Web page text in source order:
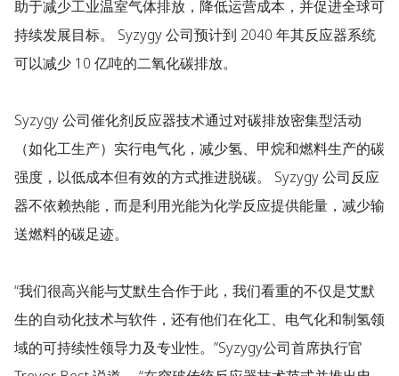
助于减少工业温室气体排放，降低运营成本，并促进全球可
持续发展目标。 Syzygy 公司预计到 2040 年其反应器系统
可以减少 10 亿吨的二氧化碳排放。
Syzygy 公司催化剂反应器技术通过对碳排放密集型活动
（如化工生产）实行电气化，减少氢、甲烷和燃料生产的碳
强度，以低成本但有效的方式推进脱碳。 Syzygy 公司反应
器不依赖热能，而是利用光能为化学反应提供能量，减少输
送燃料的碳足迹。
“我们很高兴能与艾默生合作于此，我们看重的不仅是艾默
生的自动化技术与软件，还有他们在化工、电气化和制氢领
域的可持续性领导力及专业性。”Syzygy公司首席执行官